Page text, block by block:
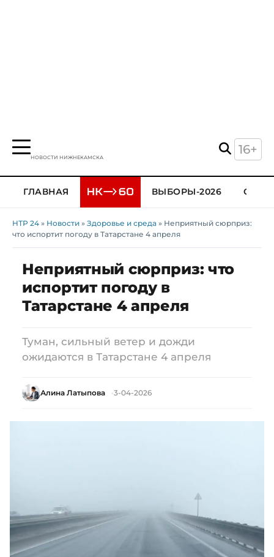
НОВОСТИ НИЖНЕКАМСКА
16+
ГЛАВНАЯ ВЫБОРЫ-2026
НТР 24 » Новости » Здоровье и среда » Неприятный сюрприз:
что испортит погоду в Татарстане 4 апреля
Неприятный сюрприз: что
испортит погоду в
Татарстане 4 апреля
Туман, сильный ветер и дожди
ожидаются в Татарстане 4 апреля
Алина Латыпова 3-04-2026